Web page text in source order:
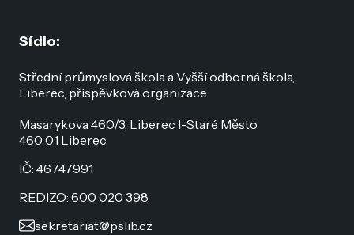
Sídlo:
Střední průmyslová škola a Vyšší odborná škola,
Liberec, příspěvková organizace
Masarykova 460/3, Liberec I-Staré Město
460 01 Liberec
IČ: 46747991
REDIZO: 600 020 398
sekretariat@pslib.cz